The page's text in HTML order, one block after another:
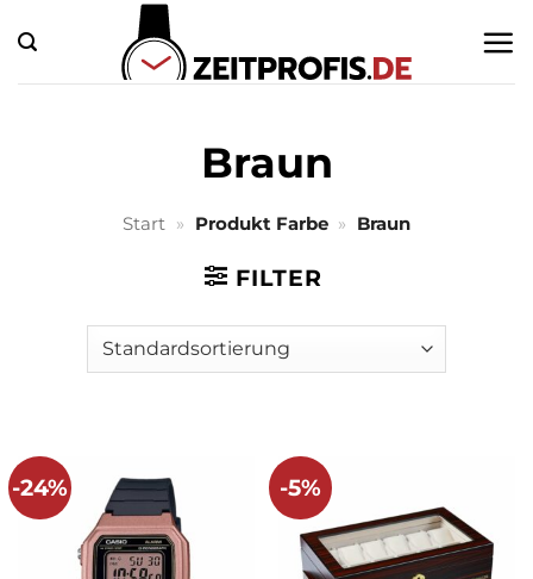
Inhalt
springen
Braun
Start » Produkt Farbe » Braun
FILTER
-24% -5%